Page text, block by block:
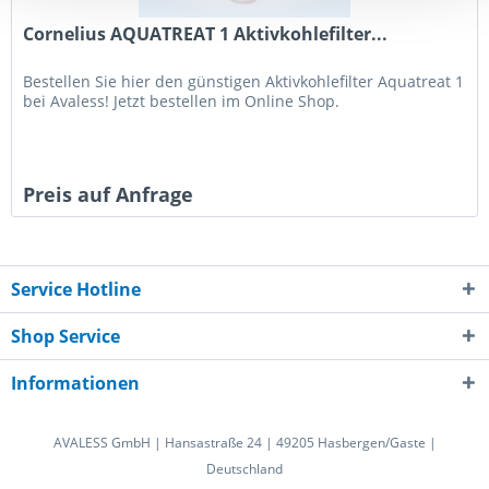
Cornelius AQUATREAT 1 Aktivkohlefilter...
Bestellen Sie hier den günstigen Aktivkohlefilter Aquatreat 1
bei Avaless! Jetzt bestellen im Online Shop.
Preis auf Anfrage
Service Hotline
Shop Service
Informationen
AVALESS GmbH | Hansastraße 24 | 49205 Hasbergen/Gaste |
Deutschland